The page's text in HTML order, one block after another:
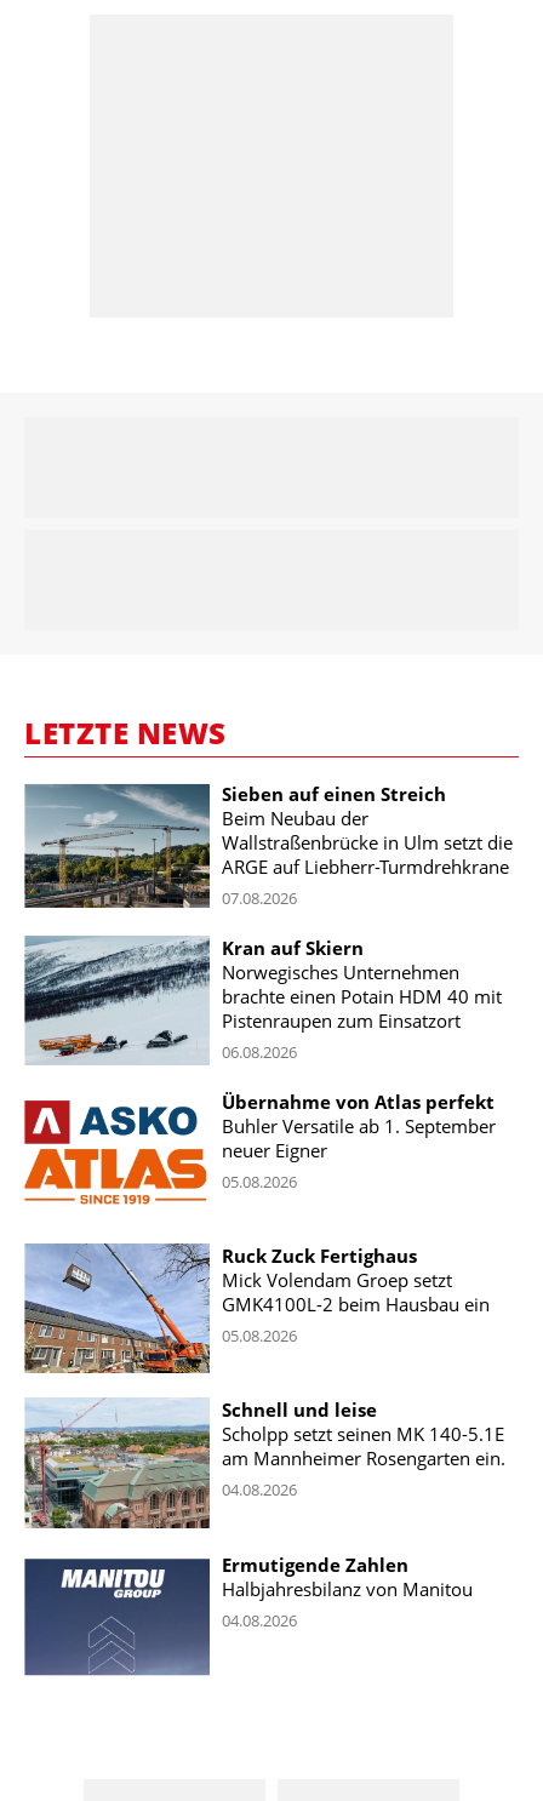
LETZTE NEWS
Sieben auf einen Streich
Beim Neubau der
Wallstraßenbrücke in Ulm setzt die
ARGE auf Liebherr-Turmdrehkrane
07.08.2026
Kran auf Skiern
Norwegisches Unternehmen
brachte einen Potain HDM 40 mit
Pistenraupen zum Einsatzort
06.08.2026
Übernahme von Atlas perfekt
Buhler Versatile ab 1. September
neuer Eigner
05.08.2026
Ruck Zuck Fertighaus
Mick Volendam Groep setzt
GMK4100L-2 beim Hausbau ein
05.08.2026
Schnell und leise
Scholpp setzt seinen MK 140-5.1E
am Mannheimer Rosengarten ein.
04.08.2026
Ermutigende Zahlen
Halbjahresbilanz von Manitou
04.08.2026